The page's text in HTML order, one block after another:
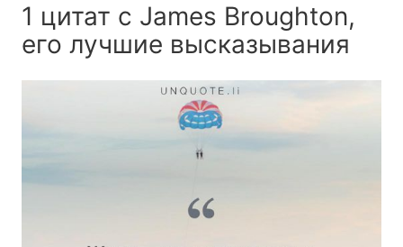
1 цитат с James Broughton,
его лучшие высказывания